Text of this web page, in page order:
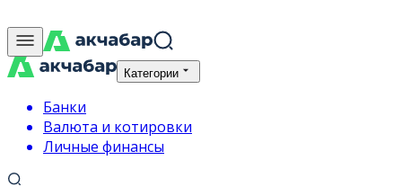
Категории
Банки
Валюта и котировки
Личные финансы